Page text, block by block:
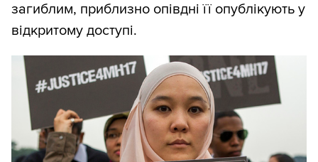
загиблим, приблизно опівдні її опублікують у
відкритому доступі.